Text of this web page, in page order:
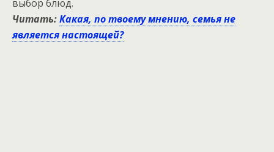
выбор блюд.
Читать:Какая, по твоему мнению, семья не
является настоящей?